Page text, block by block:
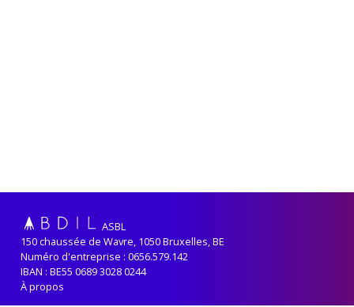
ASBL
150 chaussée de Wavre, 1050 Bruxelles, BE
Numéro d'entreprise : 0656.579.142
IBAN : BE55 0689 3028 0244
À propos